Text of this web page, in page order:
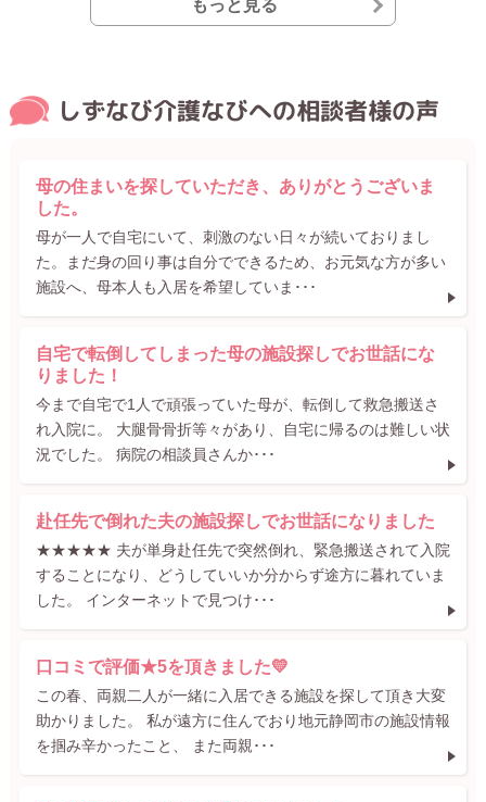
もっと見る
しずなび介護なびへの相談者様の声
母の住まいを探していただき、ありがとうございま
した。
母が一人で自宅にいて、刺激のない日々が続いておりまし
た。まだ身の回り事は自分でできるため、お元気な方が多い
施設へ、母本人も入居を希望していま･･･
自宅で転倒してしまった母の施設探しでお世話にな
りました！
今まで自宅で1人で頑張っていた母が、転倒して救急搬送さ
れ入院に。 大腿骨骨折等々があり、自宅に帰るのは難しい状
況でした。 病院の相談員さんか･･･
赴任先で倒れた夫の施設探しでお世話になりました
★★★★★ 夫が単身赴任先で突然倒れ、緊急搬送されて入院
することになり、どうしていいか分からず途方に暮れていま
した。 インターネットで見つけ･･･
口コミで評価★5を頂きました💛
この春、両親二人が一緒に入居できる施設を探して頂き大変
助かりました。 私が遠方に住んでおり地元静岡市の施設情報
を掴み辛かったこと、 また両親･･･